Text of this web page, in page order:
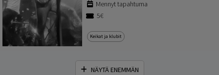
Mennyt tapahtuma
5€
Keikat ja klubit
NÄYTÄ ENEMMÄN